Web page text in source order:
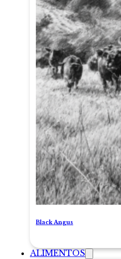
Black Angus
ALIMENTOS